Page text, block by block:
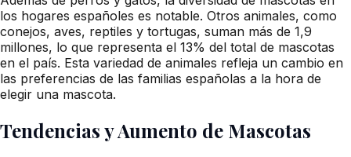
los hogares españoles es notable. Otros animales, como
conejos, aves, reptiles y tortugas, suman más de 1,9
millones, lo que representa el 13% del total de mascotas
en el país. Esta variedad de animales refleja un cambio en
las preferencias de las familias españolas a la hora de
elegir una mascota.
Tendencias y Aumento de Mascotas